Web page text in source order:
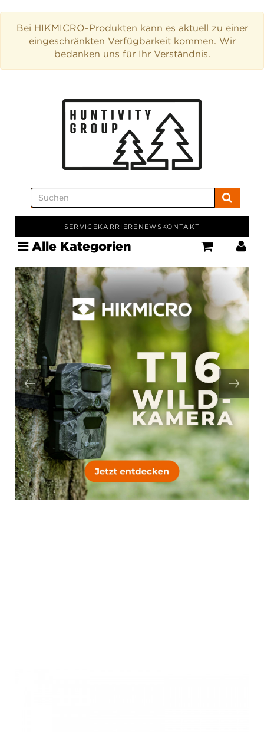
Bei HIKMICRO-Produkten kann es aktuell zu einer
eingeschränkten Verfügbarkeit kommen. Wir
bedanken uns für Ihr Verständnis.
SERVICEKARRIERE NEWSKONTAKT
Alle Kategorien